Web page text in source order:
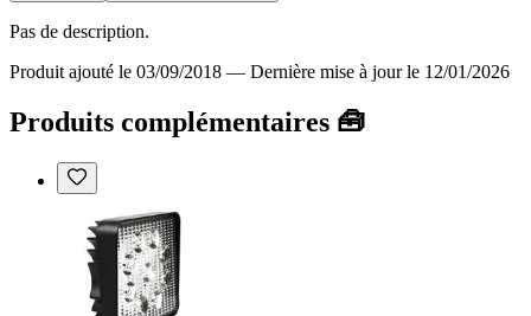
Pas de description.
Produit ajouté le 03/09/2018 — Dernière mise à jour le 12/01/2026
Produits complémentaires 🧰